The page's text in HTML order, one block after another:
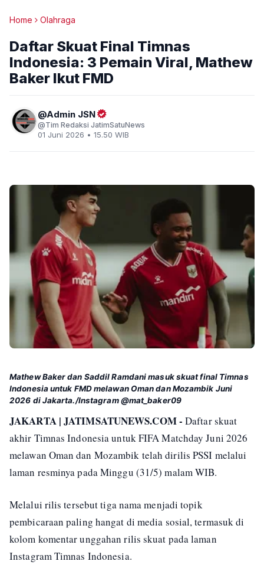
Home Olahraga
Daftar Skuat Final Timnas
Indonesia: 3 Pemain Viral, Mathew
Baker Ikut FMD
Admin JSN
Tim Redaksi JatimSatuNews
01 Juni 2026 • 15.50 WIB
Mathew Baker dan Saddil Ramdani masuk skuat final Timnas
Indonesia untuk FMD melawan Oman dan Mozambik Juni
2026 di Jakarta./Instagram @mat_baker09
JAKARTA | JATIMSATUNEWS.COM - Daftar skuat
akhir Timnas Indonesia untuk FIFA Matchday Juni 2026
melawan Oman dan Mozambik telah dirilis PSSI melalui
laman resminya pada Minggu (31/5) malam WIB.
Melalui rilis tersebut tiga nama menjadi topik
pembicaraan paling hangat di media sosial, termasuk di
kolom komentar unggahan rilis skuat pada laman
Instagram Timnas Indonesia.